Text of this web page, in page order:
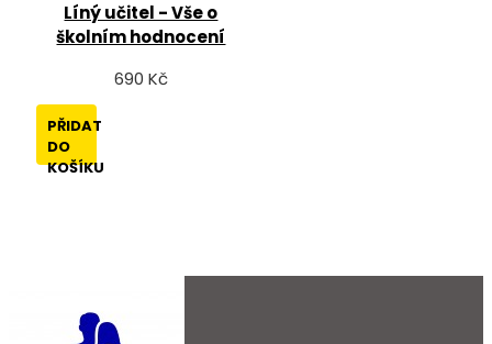
Líný učitel - Vše o
školním hodnocení
690 Kč
PŘIDAT
DO
KOŠÍKU